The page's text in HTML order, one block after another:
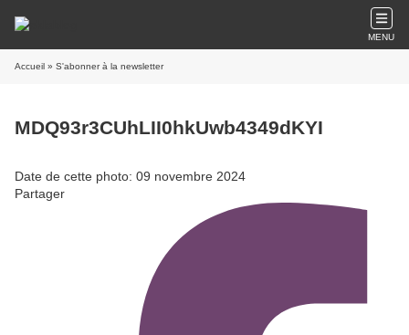
MENU
Accueil » S'abonner à la newsletter
MDQ93r3CUhLII0hkUwb4349dKYI
Date de cette photo: 09 novembre 2024
Partager